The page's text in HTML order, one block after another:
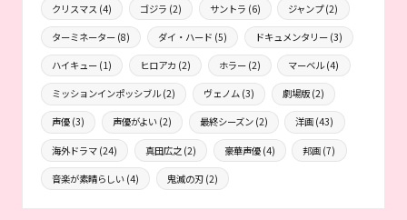
クリスマス (4) ゴジラ (2) サントラ (6) ジャンプ(2)
ターミネーター (8) ダイ・ハード (5) ドキュメンタリー(3)
ハイキュー (1) ヒロアカ (2) ホラー(2) マーベル(4)
ミッションインポッシブル(2) ヴェノム(3) 劇場版(2)
声優 (3) 声優がよい(2) 最終シーズン(2) 洋画 (43)
海外ドラマ (24) 真田広之(2) 豪華声優(4) 邦画 (7)
音楽が素晴らしい (4) 鬼滅の刃(2)